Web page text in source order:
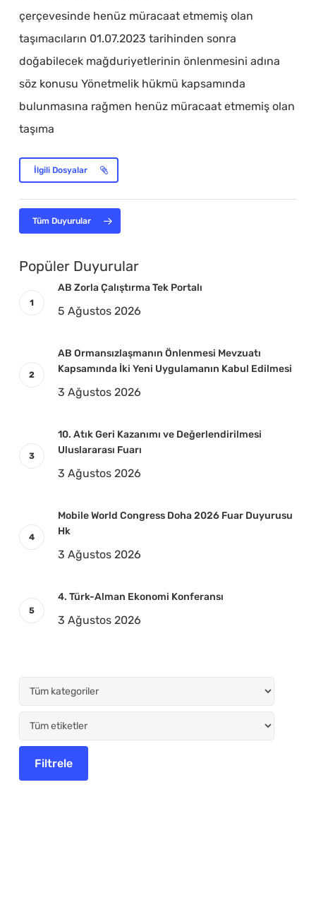
çerçevesinde henüz müracaat etmemiş olan
taşımacıların 01.07.2023 tarihinden sonra
doğabilecek mağduriyetlerinin önlenmesini adına
söz konusu Yönetmelik hükmü kapsamında
bulunmasına rağmen henüz müracaat etmemiş olan
taşıma
İlgili Dosyalar
Tüm Duyurular
Popüler Duyurular
AB Zorla Çalıştırma Tek Portalı
5 Ağustos 2026
AB Ormansızlaşmanın Önlenmesi Mevzuatı
Kapsamında İki Yeni Uygulamanın Kabul Edilmesi
3 Ağustos 2026
10. Atık Geri Kazanımı ve Değerlendirilmesi
Uluslararası Fuarı
3 Ağustos 2026
Mobile World Congress Doha 2026 Fuar Duyurusu
Hk
3 Ağustos 2026
4. Türk-Alman Ekonomi Konferansı
3 Ağustos 2026